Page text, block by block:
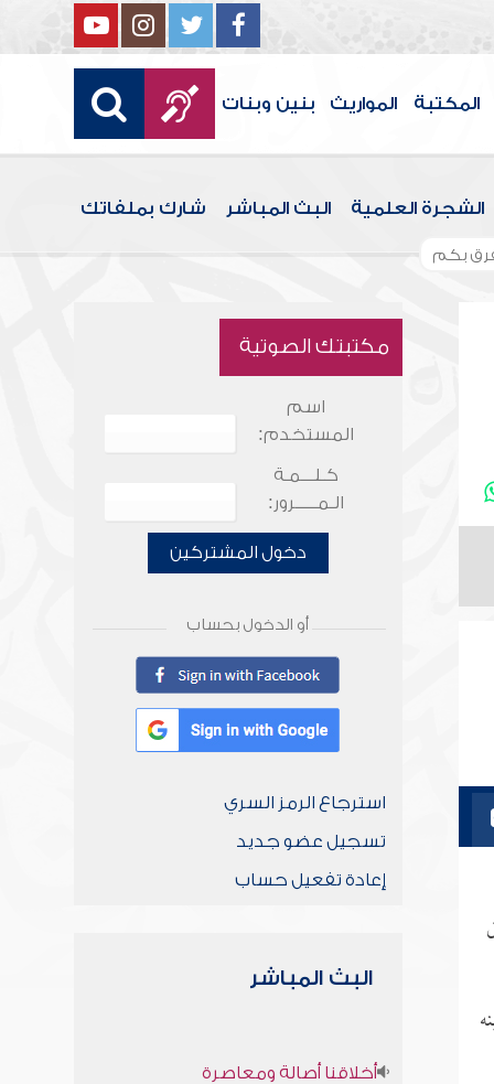
المكتبة المواريث بنين وبنات
الشجرة العلمية البث المباشر شارك بملفاتك
بكم
مكتبتك الصوتية
اسم
المستخدم:
كـلـــمـة
الـمـــــرور:
دخول المشتركين
أو الدخول بحساب
استرجاع الرمز السري
تسجيل عضو جديد
إعادة تفعيل حساب
البث المباشر
أخلاقنا أصالة ومعاصرة